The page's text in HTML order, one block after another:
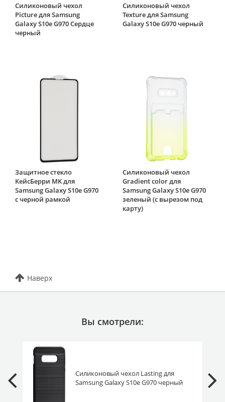
Силиконовый чехол
Picture для Samsung
Galaxy S10e G970 Сердце
черный
Силиконовый чехол
Texture для Samsung
Galaxy S10e G970 черный
Защитное стекло
КейсБерри MK для
Samsung Galaxy S10e G970
с черной рамкой
Силиконовый чехол
Gradient color для
Samsung Galaxy S10e G970
зеленый (с вырезом под
карту)
Наверх
Вы смотрели:
Силиконовый чехол Lasting для
Samsung Galaxy S10e G970 черный